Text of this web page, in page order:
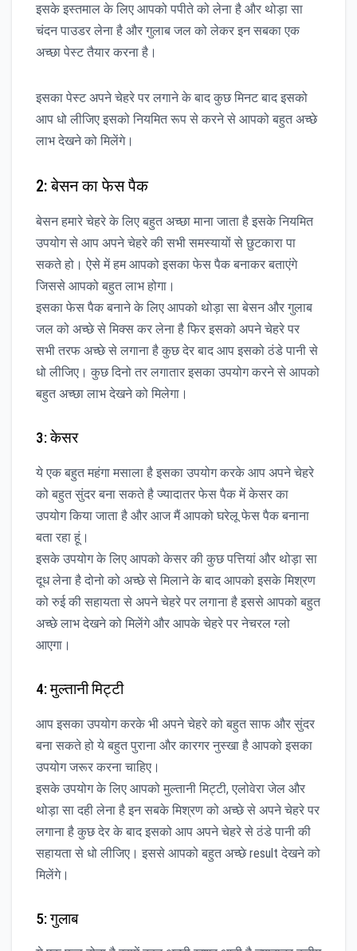
इसके इस्तमाल के लिए आपको पपीते को लेना है और थोड़ा सा
चंदन पाउडर लेना है और गुलाब जल को लेकर इन सबका एक
अच्छा पेस्ट तैयार करना है।
इसका पेस्ट अपने चेहरे पर लगाने के बाद कुछ मिनट बाद इसको
आप धो लीजिए इसको नियमित रूप से करने से आपको बहुत अच्छे
लाभ देखने को मिलेंगे।
2: बेसन का फेस पैक
बेसन हमारे चेहरे के लिए बहुत अच्छा माना जाता है इसके नियमित
उपयोग से आप अपने चेहरे की सभी समस्यायों से छुटकारा पा
सकते हो। ऐसे में हम आपको इसका फेस पैक बनाकर बताएंगे
जिससे आपको बहुत लाभ होगा।
इसका फेस पैक बनाने के लिए आपको थोड़ा सा बेसन और गुलाब
जल को अच्छे से मिक्स कर लेना है फिर इसको अपने चेहरे पर
सभी तरफ अच्छे से लगाना है कुछ देर बाद आप इसको ठंडे पानी से
धो लीजिए। कुछ दिनो तर लगातार इसका उपयोग करने से आपको
बहुत अच्छा लाभ देखने को मिलेगा।
3: केसर
ये एक बहुत महंगा मसाला है इसका उपयोग करके आप अपने चेहरे
को बहुत सुंदर बना सकते है ज्यादातर फेस पैक में केसर का
उपयोग किया जाता है और आज मैं आपको घरेलू फेस पैक बनाना
बता रहा हूं।
इसके उपयोग के लिए आपको केसर की कुछ पत्तियां और थोड़ा सा
दूध लेना है दोनो को अच्छे से मिलाने के बाद आपको इसके मिश्रण
को रुई की सहायता से अपने चेहरे पर लगाना है इससे आपको बहुत
अच्छे लाभ देखने को मिलेंगे और आपके चेहरे पर नेचरल ग्लो
आएगा।
4: मुल्तानी मिट्टी
आप इसका उपयोग करके भी अपने चेहरे को बहुत साफ और सुंदर
बना सकते हो ये बहुत पुराना और कारगर नुस्खा है आपको इसका
उपयोग जरूर करना चाहिए।
इसके उपयोग के लिए आपको मुल्तानी मिट्टी, एलोवेरा जेल और
थोड़ा सा दही लेना है इन सबके मिश्रण को अच्छे से अपने चेहरे पर
लगाना है कुछ देर के बाद इसको आप अपने चेहरे से ठंडे पानी की
सहायता से धो लीजिए। इससे आपको बहुत अच्छे result देखने को
मिलेंगे।
5: गुलाब